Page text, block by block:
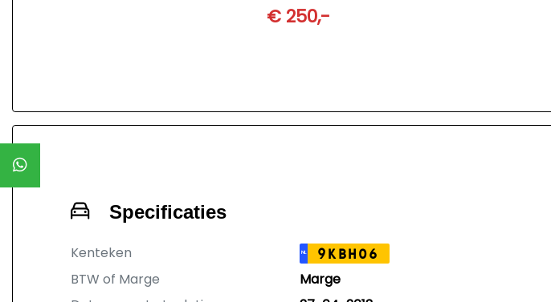
€ 250,-
Specificaties
Kenteken NL 9KBH06
BTW of Marge
Marge